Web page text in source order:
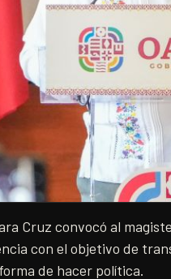
Cruz convocó al
con el objetivo de
de hacer política.